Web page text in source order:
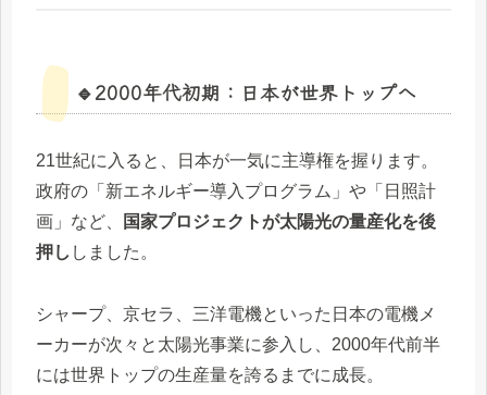
🔹2000年代初期：日本が世界トップへ
21世紀に入ると、日本が一気に主導権を握ります。
政府の「新エネルギー導入プログラム」や「日照計
画」など、
国家プロジェクトが太陽光の量産化を後
押し しました。
シャープ、京セラ、三洋電機といった日本の電機メ
ーカーが次々と太陽光事業に参入し、2000年代前半
には世界トップの生産量を誇るまでに成長。